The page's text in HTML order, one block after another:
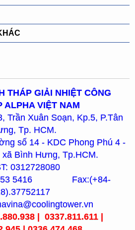
THÁP GIẢI NHIỆT CÔNG
ALPHA VIỆT NAM
Trần Xuân Soạn, Kp.5, P.Tân
Tp. HCM.
số 14 - KDC Phong Phú 4 -
xã Bình Hưng, Tp.HCM.
0312728080
5416 Fax:(+84-
| 0337.811.611 |